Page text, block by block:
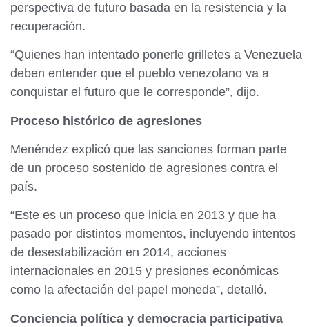
perspectiva de futuro basada en la resistencia y la
recuperación.
“Quienes han intentado ponerle grilletes a Venezuela
deben entender que el pueblo venezolano va a
conquistar el futuro que le corresponde”, dijo.
Proceso histórico de agresiones
Menéndez explicó que las sanciones forman parte
de un proceso sostenido de agresiones contra el
país.
“Este es un proceso que inicia en 2013 y que ha
pasado por distintos momentos, incluyendo intentos
de desestabilización en 2014, acciones
internacionales en 2015 y presiones económicas
como la afectación del papel moneda”, detalló.
Conciencia política y democracia participativa